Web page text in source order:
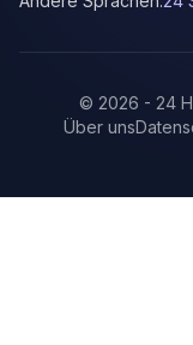
© 2026 - 24
Über uns